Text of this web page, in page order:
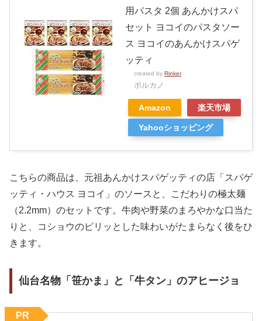
用パスタ 2個 あんかけスパ
セット ヨコイのパスタソー
ス ヨコイのあんかけスパゲ
ッティ
created by Rinker
ボルカノ
Amazon 楽天市場
Yahooショッピング
こちらの商品は、元祖あんかけスパゲッティの店「スパゲ
ッティ・ハウス ヨコイ」のソースと、こだわりの極太麺
（2.2mm）のセットです。牛肉や野菜のまろやかな口当た
りと、コショウのピリッとした味わいがたまらなく後をひ
きます。
仙台名物「笹かま」と「牛タン」のアヒージョ
PR